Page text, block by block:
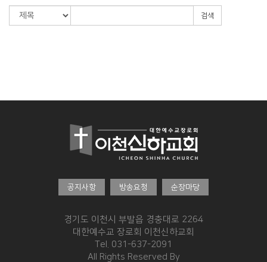
검색
공지사항 방송요청 순장마당
경기도 이천시 부발읍 경충대로 2264
대한예수교 장로회 이천신하교회
Tel. 031-637-2091
All Rights Reserved By